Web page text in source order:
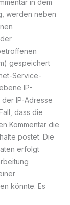
werden neben
gespeichert
Service-
IP-
IP-Adresse
dass die
Kommentar die
postet. Die
erfolgt
könnte. Es